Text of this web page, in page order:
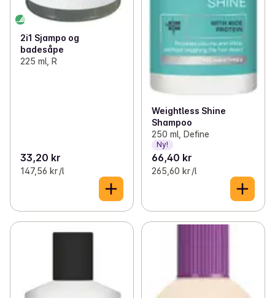
2i1 Sjampo og
badesåpe
225 ml, R
33,20 kr
147,56 kr /l
Weightless Shine
Shampoo
250 ml, Define
Ny!
66,40 kr
265,60 kr /l